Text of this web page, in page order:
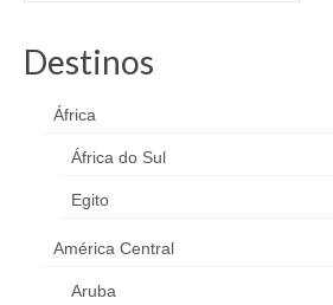
Destinos
África
África do Sul
Egito
América Central
Aruba